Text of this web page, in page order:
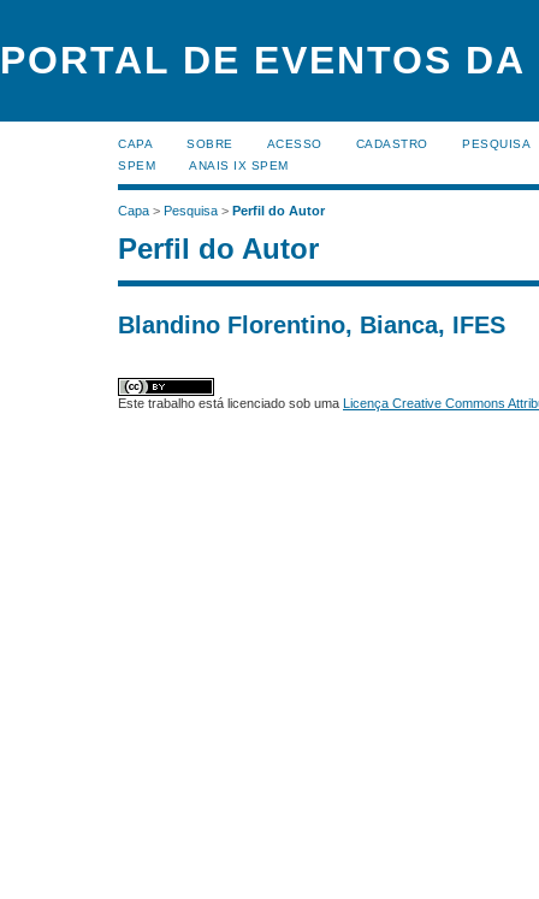
PORTAL DE EVENTOS DA
CAPA SOBRE ACESSO CADASTRO
PESQUISA
SPEM
ANAIS IX SPEM
Capa > Pesquisa > Perfil do Autor
Perfil do Autor
Blandino Florentino, Bianca, IFES
Este trabalho está licenciado sob uma Licença Creative Commons